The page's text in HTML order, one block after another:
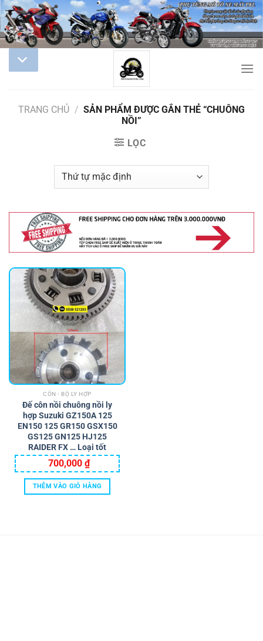
TRANG CHỦ / SẢN PHẨM ĐƯỢC GẮN THẺ “CHUÔNG
NỒI”
LỌC
CÔN - BỘ LY HỢP
Đế côn nồi chuông nồi ly
hợp Suzuki GZ150A 125
EN150 125 GR150 GSX150
GS125 GN125 HJ125
RAIDER FX … Loại tốt
700,000 ₫
THÊM VÀO GIỎ HÀNG